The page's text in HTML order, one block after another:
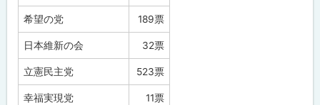
希望の党 189票
日本維新の会 32票
立憲民主党 523票
幸福実現党 11票